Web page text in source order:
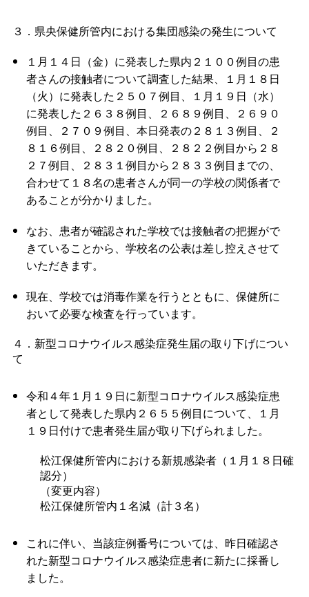
３．県央保健所管内における集団感染の発生について
１月１４日（金）に発表した県内２１００例目の患
者さんの接触者について調査した結果、１月１８日
（火）に発表した２５０７例目、１月１９日（水）
に発表した２６３８例目、２６８９例目、２６９０
例目、２７０９例目、本日発表の２８１３例目、２
８１６例目、２８２０例目、２８２２例目から２８
２７例目、２８３１例目から２８３３例目までの、
合わせて１８名の患者さんが同一の学校の関係者で
あることが分かりました。
なお、患者が確認された学校では接触者の把握がで
きていることから、学校名の公表は差し控えさせて
いただきます。
現在、学校では消毒作業を行うとともに、保健所に
おいて必要な検査を行っています。
４．新型コロナウイルス感染症発生届の取り下げについ
て
令和４年１月１９日に新型コロナウイルス感染症患
者として発表した県内２６５５例目について、１月
１９日付けで患者発生届が取り下げられました。
松江保健所管内における新規感染者（１月１８日確
認分）
（変更内容）
松江保健所管内１名減（計３名）
これに伴い、当該症例番号については、昨日確認さ
れた新型コロナウイルス感染症患者に新たに採番し
ました。